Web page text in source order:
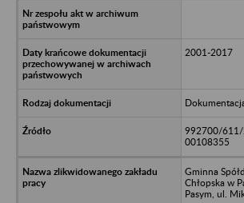
2001-2017
992700/611/
00108355
Gminna
Chłopska w
Pasym, ul.